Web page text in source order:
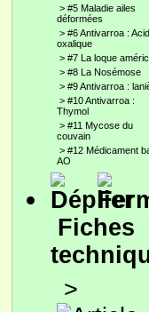
> #5 Maladie ailes
déformées
> #6 Antivarroa :
oxalique
> #7 La loque
> #8 La Nosémose
> #9 Antivarroa :
> #10 Antivarroa :
Thymol
> #11 Mycose du
couvain
> #12 Médicament
AO
Fiches
>